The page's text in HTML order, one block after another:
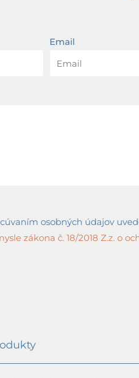
Email
osobných údajov
zákona č. 18/2018 Z.z. o